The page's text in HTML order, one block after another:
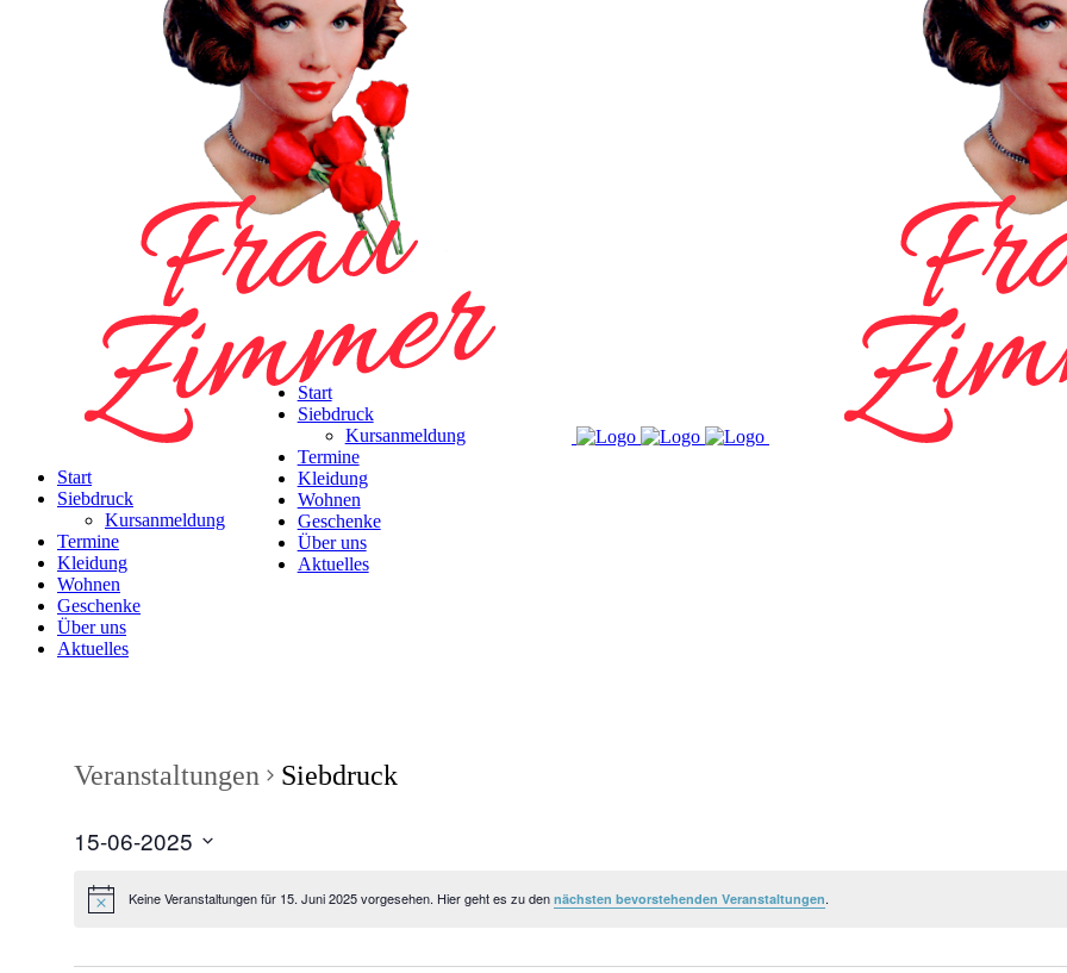
Start
Siebdruck
Kursanmeldung
Termine
Kleidung
Wohnen
Geschenke
Über uns
Aktuelles
Start
Siebdruck
Kursanmeldung
Termine
Kleidung
Wohnen
Geschenke
Über uns
Aktuelles
Veranstaltungen Siebdruck
15-06-2025
wählen.
Keine Veranstaltungen für 15. Juni 2025 vorgesehen. Hier geht es zu den nächsten bevorstehenden Veranstaltungen.